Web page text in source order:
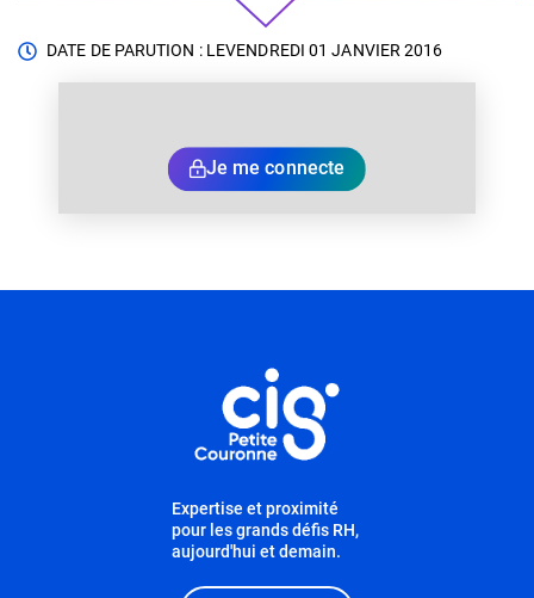
DATE DE PARUTION : LEVENDREDI 01 JANVIER 2016
Je me connecte
Expertise et proximité
pour les grands défis RH,
aujourd'hui et demain.